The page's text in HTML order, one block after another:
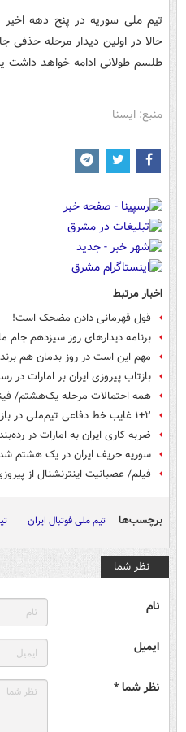
تیم‌ ملی سوریه در پنج دهه
حالا در اولین دیدار مرحله‌ حذفی
طلسم طولانی ادامه خواهد داشت
منبع: ایسنا
اخبار مرتبط
قول قهرمانی دادن مضحک است!
برنامه دیدارهای روز سیزدهم جام
مهم این است در روز بدمان هم
بازتاب پیروزی ایران بر امارات در
همه احتمالات مرحله یک‌هشتم/
۱+۲ غایب خط دفاعی تیم‌ملی در بازی با سوریه
ضربه کاری ایران به امارات در
سوریه حریف ایران در یک هشتم
فیلم/ عصبانیت اینترنشنال از
برچسب‌ها تیم ملی فوتبال ایران
نظر شما
نام
ایمیل
نظر شما *